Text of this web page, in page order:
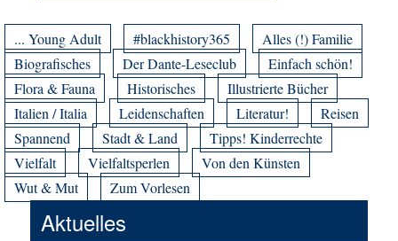
... Young Adult #blackhistory365
Alles (!) Familie
Biografisches
Der Dante-Leseclub
Einfach schön!
Flora & Fauna
Historisches
Illustrierte Bücher
Italien / Italia
Leidenschaften Literatur!
Reisen
Spannend
Stadt & Land
Tipps! Kinderrechte
Vielfalt
Vielfaltsperlen
Von den Künsten
Wut & Mut
Zum Vorlesen
Aktuelles